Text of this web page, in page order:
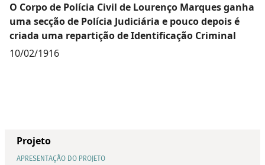
O Corpo de Polícia Civil de Lourenço Marques ganha
uma secção de Polícia Judiciária e pouco depois é
criada uma repartição de Identificação Criminal
10/02/1916
Projeto
APRESENTAÇÃO DO PROJETO